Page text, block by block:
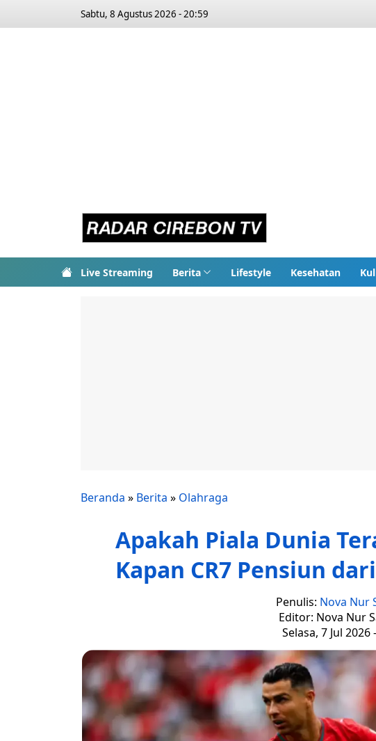
Sabtu, 8 Agustus 2026 - 20:59
Live Streaming Berita Lifestyle Kesehatan
Beranda » Berita » Olahraga
Apakah Piala Dunia
Kapan CR7 Pensiun
Penulis: Nova Nur
Editor: Nova Nur
Selasa, 7 Jul 2026